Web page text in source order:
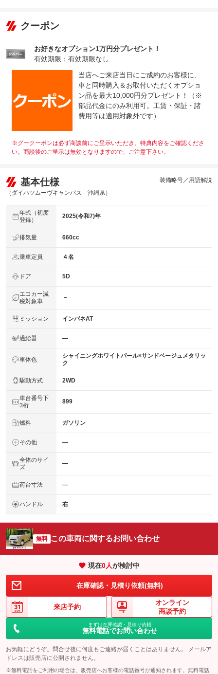
クーポン
お好きなオプション1万円分プレゼント！
有効期限：有効期限なし
当店へご来店当日にご成約のお客様に、
車と同時購入＆お取付いただくオプショ
ン品を最大10,000円分プレゼント！（※
部品代金にのみ利用可。工賃・保証・諸
費用等は適用対象外です）
※グークーポンは必ず商談前にご呈示いただき、特典内容をご確認くださ
い。商談後のご呈示は無効となりますので、ご注意下さい。
基本仕様
（ダイハツムーヴキャンバス 沖縄県）
装備略号／用語解説
年式（初度
登録）
2025(令和7)年
排気量 660cc
乗車定員 ４名
ドア 5D
エコカー減
税対象車
－
ミッション インパネAT
過給器 ―
車体色
シャイニングホワイトパール×サンドベージュメタリッ
ク
駆動方式 2WD
車台番号下
3桁
899
燃料 ガソリン
その他 ―
全体のサイ
ズ
―
荷台寸法 ―
ハンドル 右
無料 この車両に関するお問い合わせ
現在0人が検討中
在庫確認・見積り依頼(無料)
来店予約
オンライン
商談予約
まずは在庫確認・見積り依頼
無料電話でお問い合わせ
お気軽にどうぞ。問合せ後に何度もご連絡が届くことはありません。 メールア
ドレスは販売店に公開されません。
※無料電話をご利用の場合は、販売店へお客様の電話番号が通知されます。無料電話